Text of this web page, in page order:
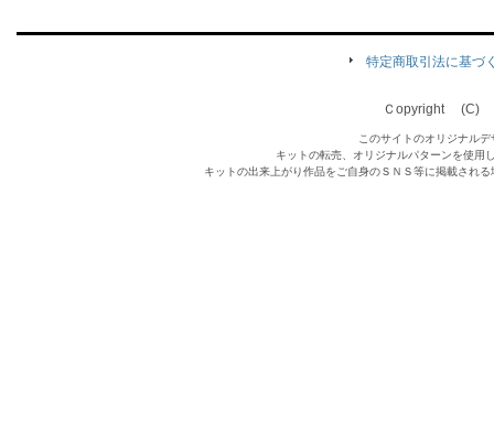
特定商取引法に基づ
Ｃopyright (C)
このサイトのオリジナル
キットの転売、オリジナルパターンを使用
キットの出来上がり作品をご自身のＳＮＳ等に掲載され